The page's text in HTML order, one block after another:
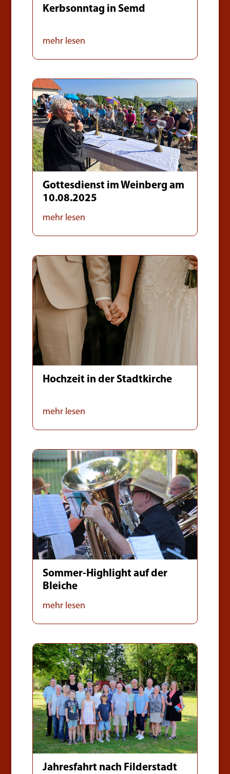
Kerbsonntag in Semd
mehr lesen
Gottesdienst im Weinberg am
10.08.2025
mehr lesen
Hochzeit in der Stadtkirche
mehr lesen
Sommer-Highlight auf der
Bleiche
mehr lesen
Jahresfahrt nach Filderstadt